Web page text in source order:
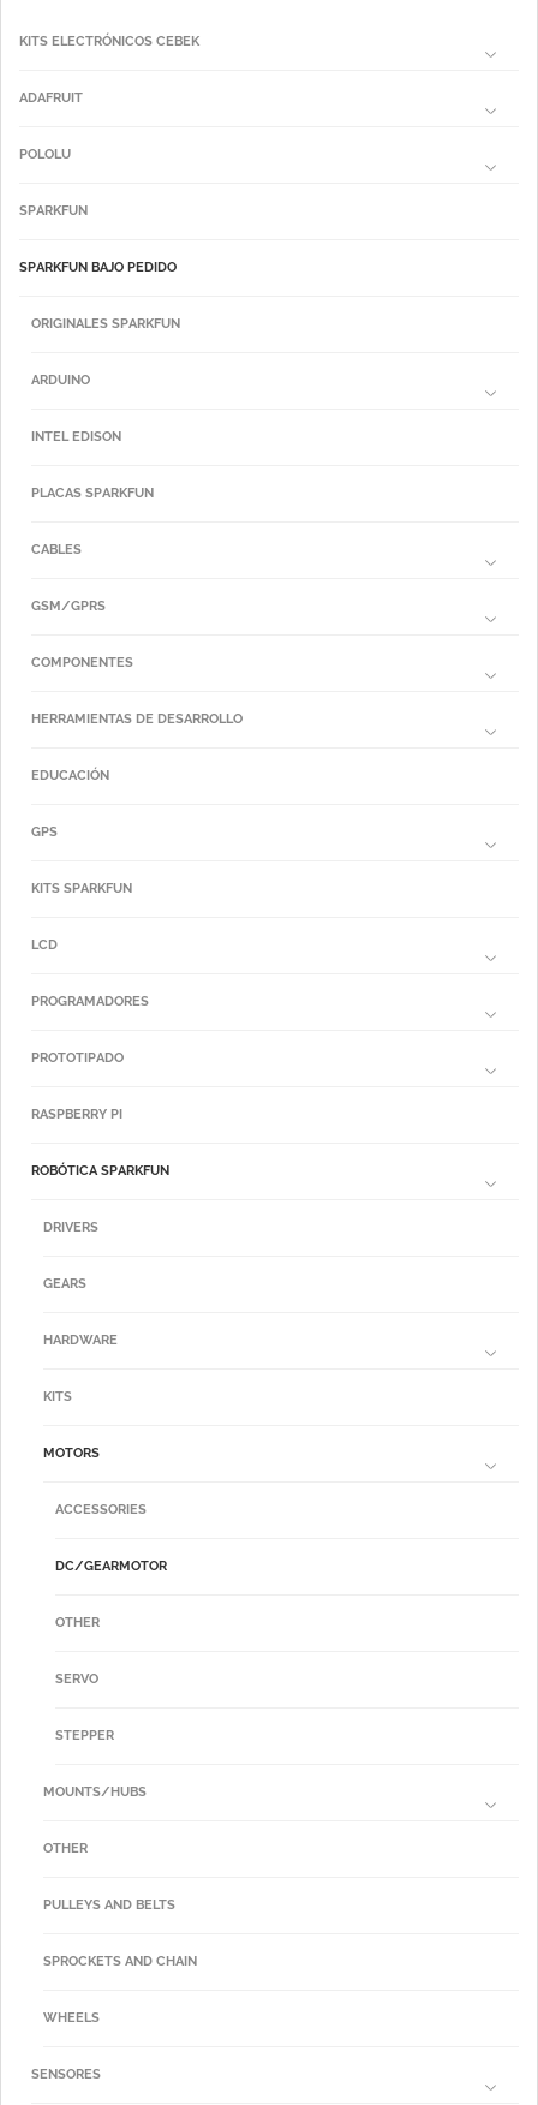
KITS ELECTRÓNICOS CEBEK
ADAFRUIT
POLOLU
SPARKFUN
SPARKFUN BAJO PEDIDO
ORIGINALES SPARKFUN
ARDUINO
INTEL EDISON
PLACAS SPARKFUN
CABLES
GSM/GPRS
COMPONENTES
HERRAMIENTAS DE DESARROLLO
EDUCACIÓN
GPS
KITS SPARKFUN
LCD
PROGRAMADORES
PROTOTIPADO
RASPBERRY PI
ROBÓTICA SPARKFUN
DRIVERS
GEARS
HARDWARE
KITS
MOTORS
ACCESSORIES
DC/GEARMOTOR
OTHER
SERVO
STEPPER
MOUNTS/HUBS
OTHER
PULLEYS AND BELTS
SPROCKETS AND CHAIN
WHEELS
SENSORES